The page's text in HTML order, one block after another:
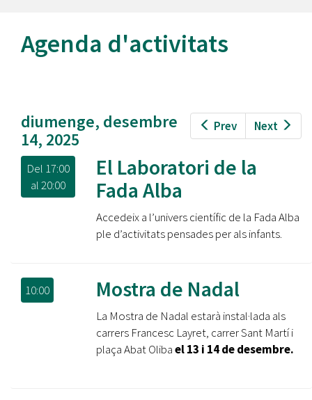
Agenda d'activitats
Prev Next
diumenge, desembre
14, 2025
Del 17:00
al20:00
El Laboratori de la
Fada Alba
Accedeix a l’univers científic de la Fada Alba
ple d’activitats pensades per als infants.
10:00 Mostra de Nadal
La Mostra de Nadal estarà instal·lada als
carrers Francesc Layret, carrer Sant Martí i
plaça Abat Olibael 13 i 14 de desembre.